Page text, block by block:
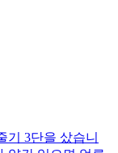
기 3단을 샀습니